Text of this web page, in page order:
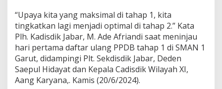
i
e
l
a
k
s
a
n
“Upaya kita yang maksimal di tahap 1, kita
tingkatkan lagi menjadi optimal di tahap 2.” Kata
Plh. Kadisdik Jabar, M. Ade Afriandi saat meninjau
hari pertama daftar ulang PPDB tahap 1 di SMAN 1
Garut, didampingi Plt. Sekdisdik Jabar, Deden
Saepul Hidayat dan Kepala Cadisdik Wilayah XI,
Aang Karyana,. Kamis (20/6/2024).